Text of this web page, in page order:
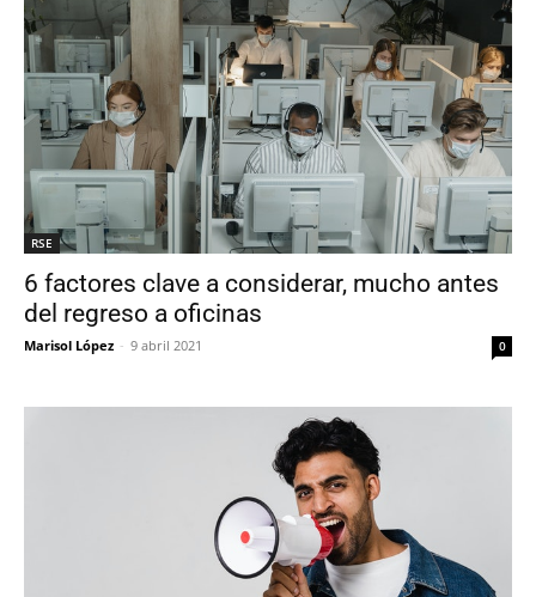
RSE
6 factores clave a considerar, mucho antes
del regreso a oficinas
Marisol López - 9 abril 2021 0